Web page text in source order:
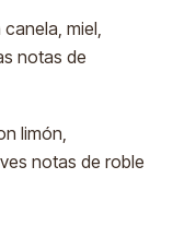
miel,
notas de
limón,
notas de roble